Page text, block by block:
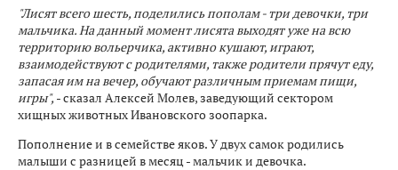
"Лисят всего шесть, поделились пополам - три девочки, три
мальчика. На данный момент лисята выходят уже на всю
территорию вольерчика, активно кушают, играют,
взаимодействуют с родителями, также родители прячут еду,
запасая им на вечер, обучают различным приемам пищи,
игры", - сказал Алексей Молев, заведующий сектором
хищных животных Ивановского зоопарка.
Пополнение и в семействе яков. У двух самок родились
малыши с разницей в месяц - мальчик и девочка.